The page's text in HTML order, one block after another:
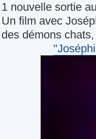
1 nouvelle sortie
Un film avec
des démons